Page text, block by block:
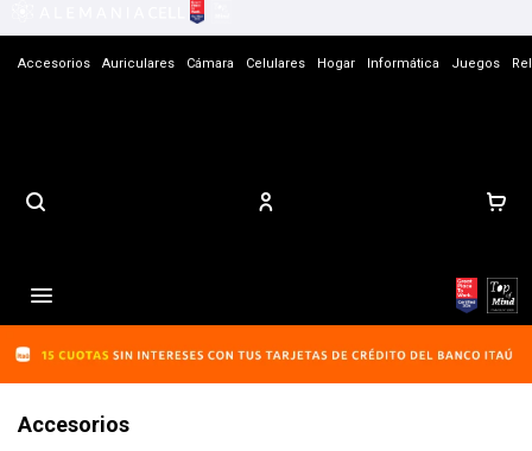
Accesorios Auriculares Cámara Celulares Hogar Informática Juegos

Accesorios